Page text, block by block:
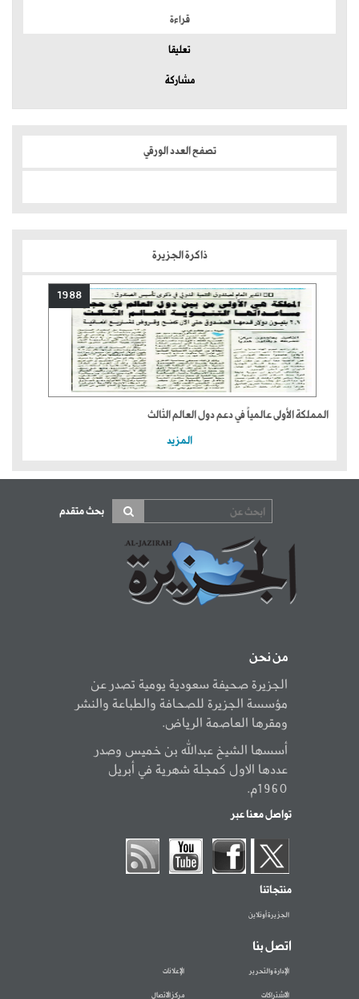
قراءة
تعليقا
مشاركة
تصفح العدد الورقي
ذاكرة الجزيرة
1988
المملكة الأولى عالمياً في دعم دول العالم الثالث
المزيد
بحث متقدم
من نحن
الجزيرة صحيفة سعودية يومية تصدر عن
مؤسسة الجزيرة للصحافة والطباعة والنشر
ومقرها العاصمة الرياض.
أسسها الشيخ عبدالله بن خميس وصدر
عددها الاول كمجلة شهرية في أبريل
1960م.
تواصل معنا عبر
منتجاتنا
الجزيرة أونلاين
اتصل بنا
الإدارة والتحرير الإعلانات
الاشتراكات مركز الاتصال